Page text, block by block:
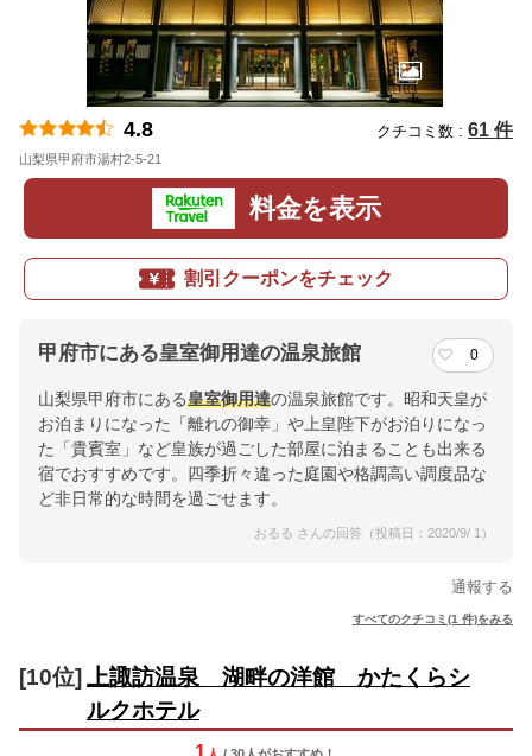
4.8 クチコミ数 : 61 件
山梨県甲府市湯村2-5-21
料金を表示
割引クーポンをチェック
甲府市にある皇室御用達の温泉旅館 0
山梨県甲府市にある皇室御用達の温泉旅館です。昭和天皇が
お泊まりになった「離れの御幸」や上皇陛下がお泊りになっ
た「貴賓室」など皇族が過ごした部屋に泊まることも出来る
宿でおすすめです。四季折々違った庭園や格調高い調度品な
ど非日常的な時間を過ごせます。
おるる さんの回答（投稿日：2020/9/ 1）
通報する
すべてのクチコミ(1 件)をみる
[10位] 上諏訪温泉 湖畔の洋館 かたくらシ
ルクホテル